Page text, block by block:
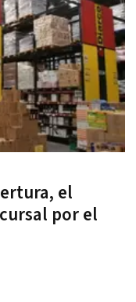
el
por el